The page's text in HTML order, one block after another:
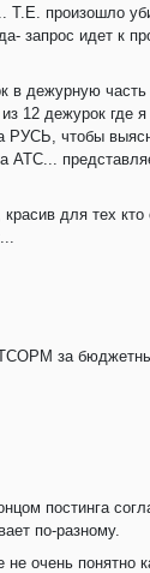
Т.Е. произошло
запрос идет к
в дежурную
12 дежурок где
чтобы
АТС...
для тех кто
за
постинга
по-разному.
очень понятно